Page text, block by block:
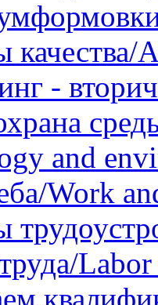
-
and
Work
Labor